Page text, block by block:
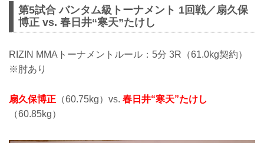
第5試合 バンタム級トーナメント 1回戦／扇久保
博正 vs. 春日井“寒天”たけし
RIZIN MMAトーナメントルール：5分 3R（61.0kg契約）
※肘あり
扇久保博正 （60.75kg）vs. 春日井“寒天”たけし
（60.85kg）